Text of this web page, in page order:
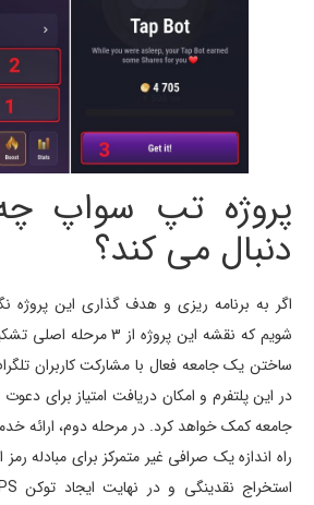
پروژه تپ سواپ
دنبال می کند؟
اگر به برنامه ریزی و هدف گذاری این پروژه
شویم که نقشه این پروژه
ساختن یک جامعه فعال با مشارکت کاربران
در این پلتفرم و امکان دریافت امتیاز برای
جامعه کمک خواهد کرد. در مرحله دوم، ارائه
راه اندازه یک صرافی غیر متمرکز برای مبادله